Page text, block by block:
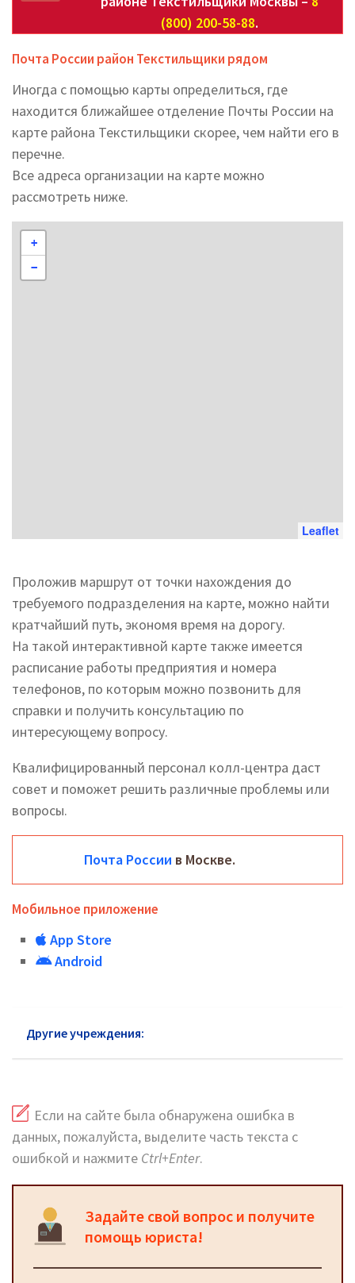
(800) 200-58-88.
Почта России район Текстильщики рядом
Иногда с помощью карты определиться, где
находится ближайшее отделение Почты России на
карте района Текстильщики скорее, чем найти его в
перечне.
Все адреса организации на карте можно
рассмотреть ниже.
+
−
Leaflet
Проложив маршрут от точки нахождения до
требуемого подразделения на карте, можно найти
кратчайший путь, экономя время на дорогу.
На такой интерактивной карте также имеется
расписание работы предприятия и номера
телефонов, по которым можно позвонить для
справки и получить консультацию по
интересующему вопросу.
Квалифицированный персонал колл-центра даст
совет и поможет решить различные проблемы или
вопросы.
Почта России в Москве.
Мобильное приложение
App Store
Android
Другие учреждения:
Если на сайте была обнаружена ошибка в
данных, пожалуйста, выделите часть текста с
ошибкой и нажмите Ctrl+Enter.
Задайте свой вопрос и получите
помощь юриста!